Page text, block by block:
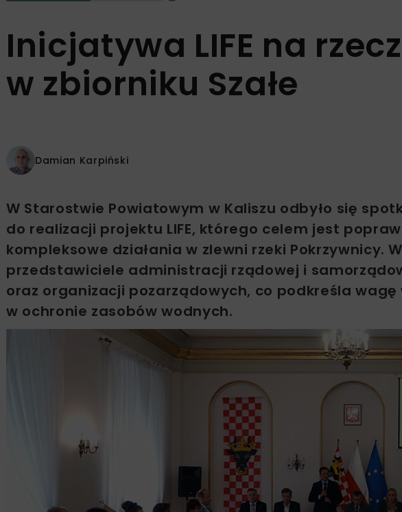
Inicjatywa LIFE na
w zbiorniku Szałe
Damian Karpiński
W Starostwie Powiatowym w Kaliszu odbyło się
do realizacji projektu LIFE, którego celem jest
kompleksowe działania w zlewni rzeki Pokrzywnicy.
przedstawiciele administracji rządowej i
oraz organizacji pozarządowych, co podkreśla
w ochronie zasobów wodnych.